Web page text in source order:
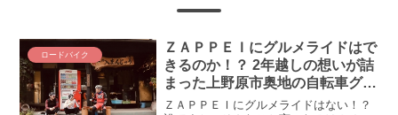
ロードバイク
ＺＡＰＰＥＩにグルメライドはで
きるのか！？ 2年越しの想いが詰
まった上野原市奥地の自転車グル
メ
ＺＡＰＰＥＩにグルメライドはない！？